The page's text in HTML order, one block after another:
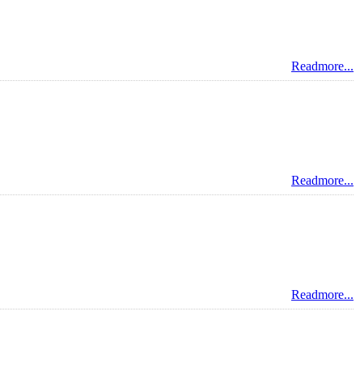
Readmore...
Readmore...
Readmore...